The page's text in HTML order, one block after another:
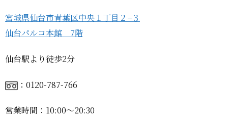
宮城県仙台市青葉区中央１丁目２−３
仙台パルコ本館 7階
仙台駅より徒歩2分
：0120-787-766
営業時間：10:00〜20:30